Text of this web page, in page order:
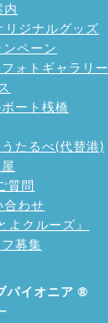
内
ジナルグッズ
ペーン
ォトギャラリー
ート桟橋
たるべ(代替港)
質問
わせ
クルーズ』
募集
パイオニア ®